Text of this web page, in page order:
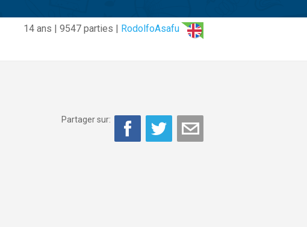
14 ans | 9547 parties | RodolfoAsafu
Partager sur: